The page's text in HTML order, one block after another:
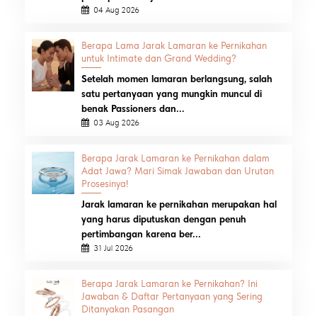
04 Aug 2026
Berapa Lama Jarak Lamaran ke Pernikahan
untuk Intimate dan Grand Wedding?
Setelah momen lamaran berlangsung, salah
satu pertanyaan yang mungkin muncul di
benak Passioners dan...
03 Aug 2026
Berapa Jarak Lamaran ke Pernikahan dalam
Adat Jawa? Mari Simak Jawaban dan Urutan
Prosesinya!
Jarak lamaran ke pernikahan merupakan hal
yang harus diputuskan dengan penuh
pertimbangan karena ber...
31 Jul 2026
Berapa Jarak Lamaran ke Pernikahan? Ini
Jawaban & Daftar Pertanyaan yang Sering
Ditanyakan Pasangan